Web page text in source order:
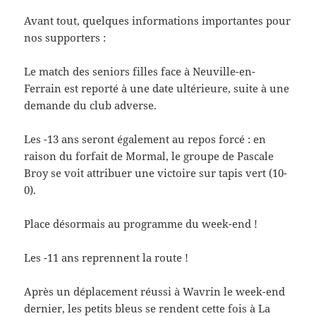
Avant tout, quelques informations importantes pour
nos supporters :
Le match des seniors filles face à Neuville-en-
Ferrain est reporté à une date ultérieure, suite à une
demande du club adverse.
Les -13 ans seront également au repos forcé : en
raison du forfait de Mormal, le groupe de Pascale
Broy se voit attribuer une victoire sur tapis vert (10-
0).
Place désormais au programme du week-end !
Les -11 ans reprennent la route !
Après un déplacement réussi à Wavrin le week-end
dernier, les petits bleus se rendent cette fois à La